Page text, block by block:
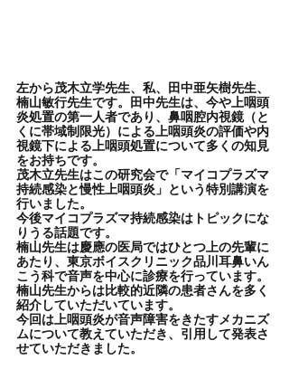
左から茂木立学先生、私、田中亜矢樹先生、
楠山敏行先生です。田中先生は、今や上咽頭
炎処置の第一人者であり、鼻咽腔内視鏡（と
くに帯域制限光）による上咽頭炎の評価や内
視鏡下による上咽頭処置について多くの知見
をお持ちです。
茂木立先生はこの研究会で「マイコプラズマ
持続感染と慢性上咽頭炎」という特別講演を
行いました。
今後マイコプラズマ持続感染はトピックにな
りうる話題です。
楠山先生は慶應の医局ではひとつ上の先輩に
あたり、東京ボイスクリニック品川耳鼻いん
こう科で音声を中心に診療を行っています。
楠山先生からは比較的近隣の患者さんを多く
紹介していただいています。
今回は上咽頭炎が音声障害をきたすメカニズ
ムについて教えていただき、引用して発表さ
せていただきました。